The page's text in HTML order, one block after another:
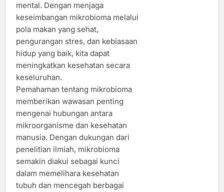
mental. Dengan menjaga
keseimbangan mikrobioma melalui
pola makan yang sehat,
pengurangan stres, dan kebiasaan
hidup yang baik, kita dapat
meningkatkan kesehatan secara
keseluruhan.
Pemahaman tentang mikrobioma
memberikan wawasan penting
mengenai hubungan antara
mikroorganisme dan kesehatan
manusia. Dengan dukungan dari
penelitian ilmiah, mikrobioma
semakin diakui sebagai kunci
dalam memelihara kesehatan
tubuh dan mencegah berbagai